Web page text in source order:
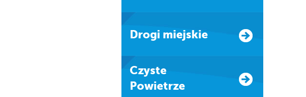
Drogi miejskie
Czyste
Powietrze